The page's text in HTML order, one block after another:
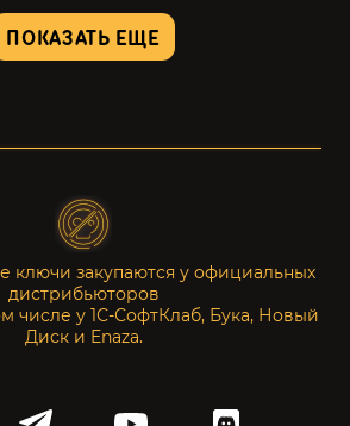
ПОКАЗАТЬ ЕЩЕ
ключи закупаются у официальных
дистрибьюторов
числе у 1С-СофтКлаб, Бука, Новый
Диск и Enaza.